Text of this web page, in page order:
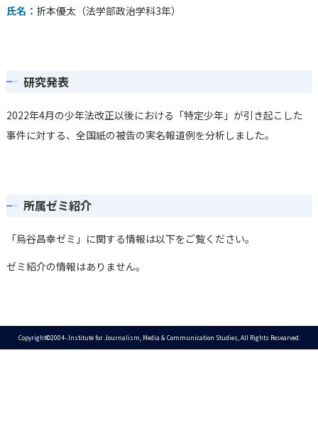
氏名： 折本優太（法学部政治学科3年）
研究発表
2022年4月の少年法改正以後における「特定少年」が引き起こした
事件に対する、全国紙の被告の実名報道例を分析しました。
所属ゼミ紹介
「烏谷昌幸ゼミ」に関する情報は以下をご覧ください。
ゼミ紹介の情報はありません。
Copyright©2004-.Institute for Journalism, Media & Communication Studies, All Rights Researved.